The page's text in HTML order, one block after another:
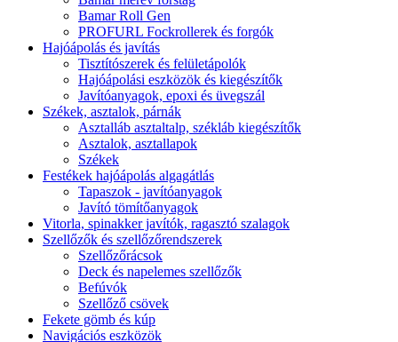
Bamar Roll Gen
PROFURL Fockrollerek és forgók
Hajóápolás és javítás
Tisztítószerek és felületápolók
Hajóápolási eszközök és kiegészítők
Javítóanyagok, epoxi és üvegszál
Székek, asztalok, párnák
Asztalláb asztaltalp, székláb kiegészítők
Asztalok, asztallapok
Székek
Festékek hajóápolás algagátlás
Tapaszok - javítóanyagok
Javító tömítőanyagok
Vitorla, spinakker javítók, ragasztó szalagok
Szellőzők és szellőzőrendszerek
Szellőzőrácsok
Deck és napelemes szellőzők
Befúvók
Szellőző csövek
Fekete gömb és kúp
Navigációs eszközök